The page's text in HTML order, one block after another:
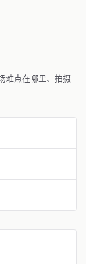
难点在哪里、拍摄